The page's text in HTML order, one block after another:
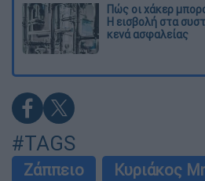
Πώς οι χάκερ
Η εισβολή στα
κενά ασφαλείας
#TAGS
Ζάππειο
Κυριάκος